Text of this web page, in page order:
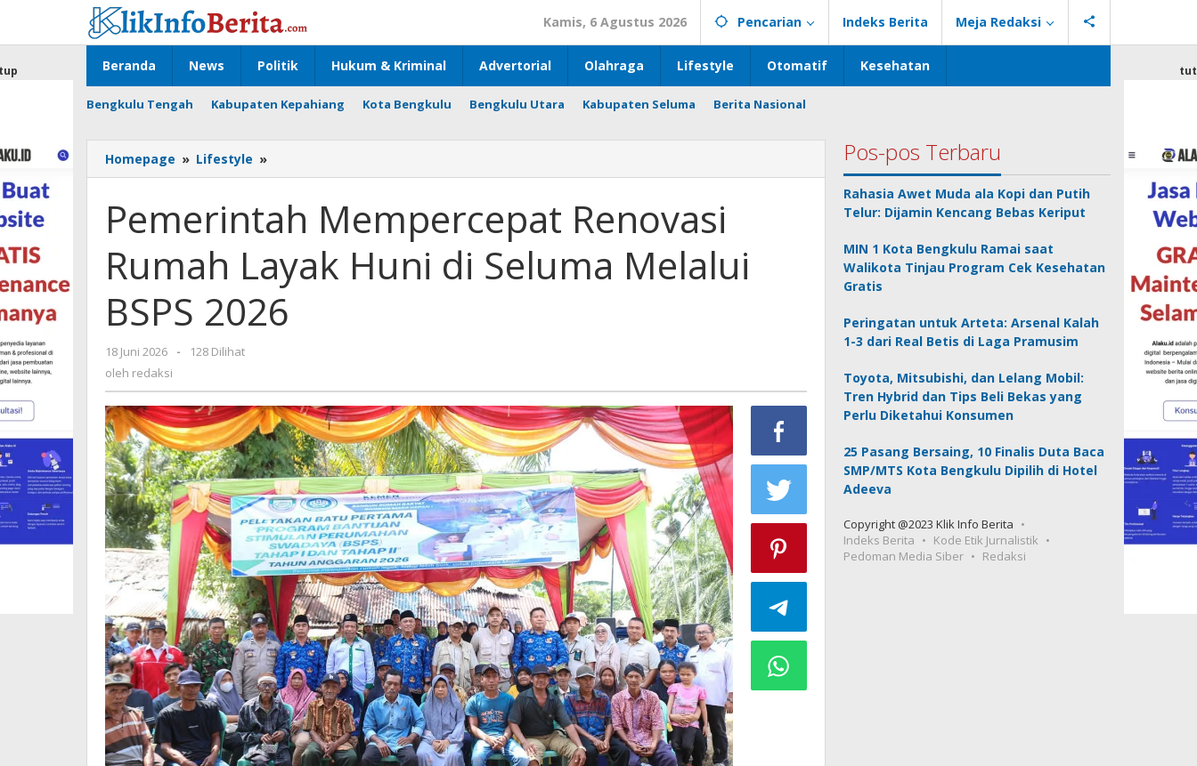
konten
Kamis, 6 Agustus 2026 Pencarian Indeks Berita Meja Redaksi
Beranda News Politik Hukum & Kriminal Advertorial Olahraga Lifestyle Otomatif Kesehatan
Bengkulu Tengah Kabupaten Kepahiang Kota Bengkulu Bengkulu Utara Kabupaten Seluma Berita Nasional
Homepage » Lifestyle »
Mempercepat
Rumah
Layak
di
Seluma
Melalui
BSPS
Pemerintah Mempercepat Renovasi
Rumah Layak Huni di Seluma Melalui
BSPS 2026
18 Juni 2026
oleh
-
128 Dilihat
oleh redaksi
Pos-pos Terbaru
Rahasia Awet Muda ala Kopi dan Putih
Telur: Dijamin Kencang Bebas Keriput
MIN 1 Kota Bengkulu Ramai saat
Walikota Tinjau Program Cek Kesehatan
Gratis
Peringatan untuk Arteta: Arsenal Kalah
1-3 dari Real Betis di Laga Pramusim
Toyota, Mitsubishi, dan Lelang Mobil:
Tren Hybrid dan Tips Beli Bekas yang
Perlu Diketahui Konsumen
25 Pasang Bersaing, 10 Finalis Duta Baca
SMP/MTS Kota Bengkulu Dipilih di Hotel
Adeeva
Copyright @2023 Klik Info Berita
Indeks Berita
Kode Etik Jurnalistik
Pedoman Media Siber
Redaksi